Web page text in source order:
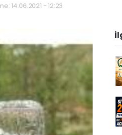
14.06.2021 - 12:23